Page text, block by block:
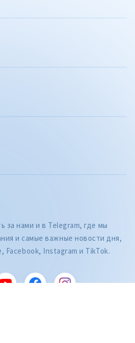
за нами и в Telegram, где мы
и самые важные новости дня,
Facebook, Instagram и TikTok.
Citește articolul